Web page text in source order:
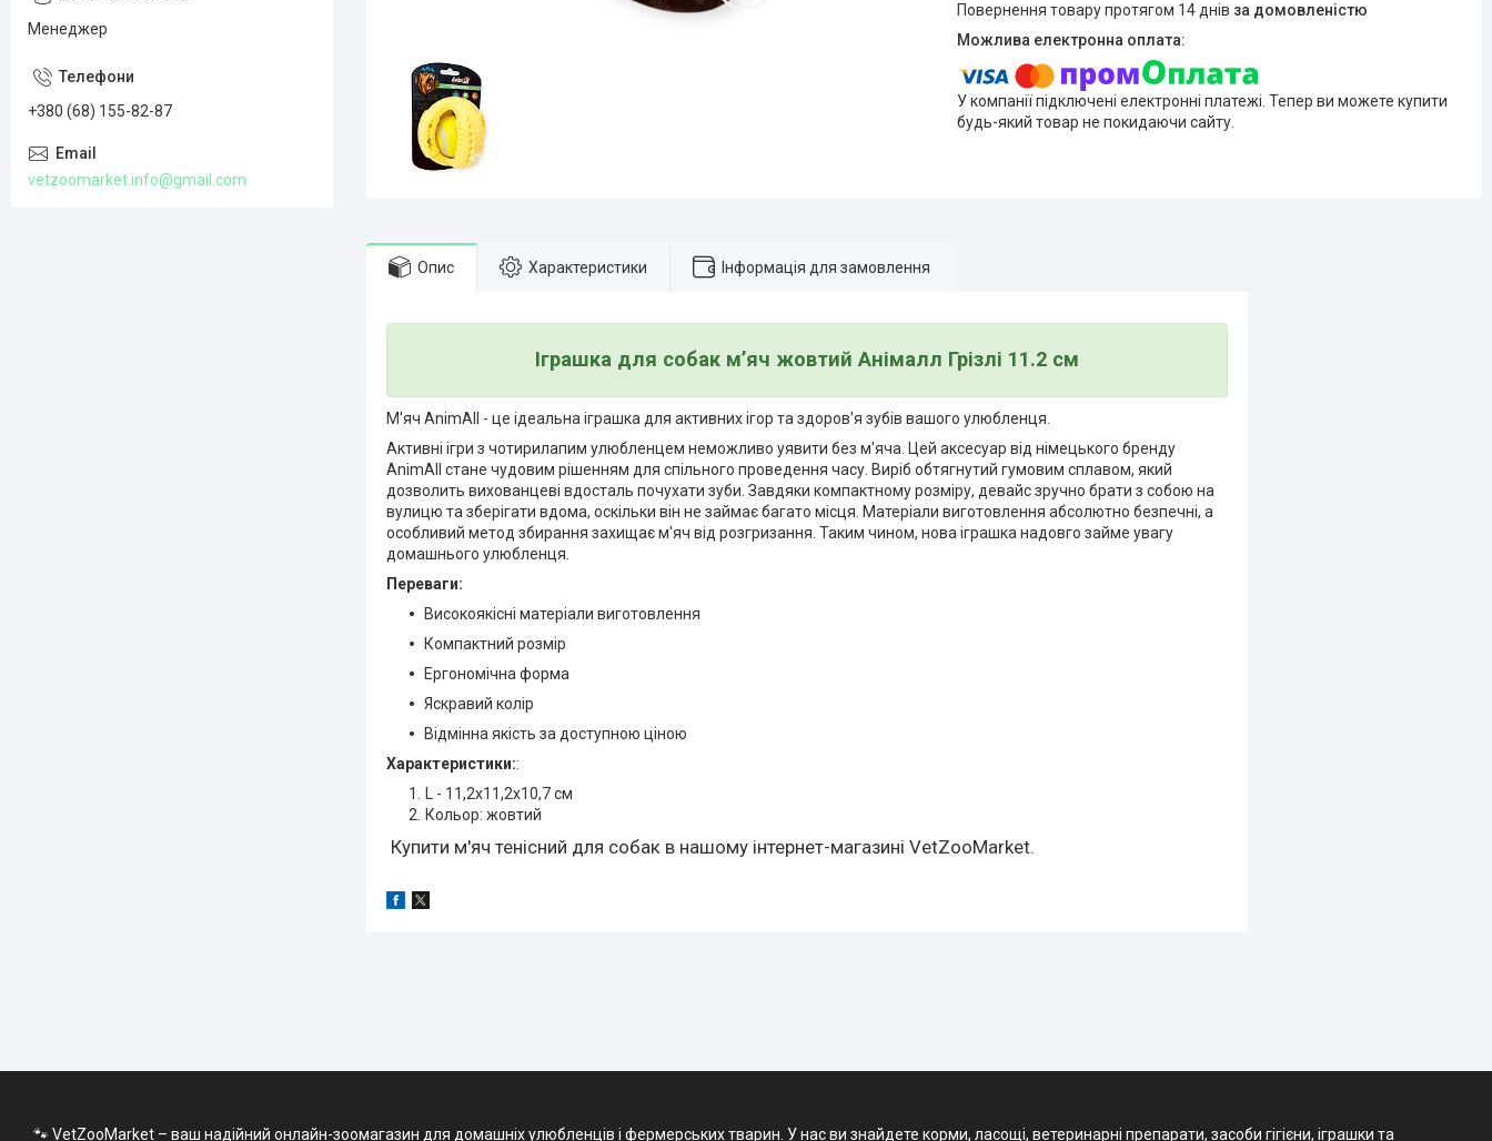
повернення товару протягом 14 днів за домовленістю
У компанії підключені електронні платежі. Тепер ви можете купити
будь-який товар не покидаючи сайту.
Опис Характеристики Інформація для замовлення
Іграшка для собак мʼяч жовтий Анімалл Грізлі 11.2 см
М'яч AnimAll - це ідеальна іграшка для активних ігор та здоров'я зубів вашого улюбленця.
Активні ігри з чотирилапим улюбленцем неможливо уявити без м'яча. Цей аксесуар від німецького бренду
AnimAll стане чудовим рішенням для спільного проведення часу. Виріб обтягнутий гумовим сплавом, який
дозволить вихованцеві вдосталь почухати зуби. Завдяки компактному розміру, девайс зручно брати з собою на
вулицю та зберігати вдома, оскільки він не займає багато місця. Матеріали виготовлення абсолютно безпечні, а
особливий метод збирання захищає м'яч від розгризання. Таким чином, нова іграшка надовго займе увагу
домашнього улюбленця.
Переваги:
Високоякісні матеріали виготовлення
Компактний розмір
Ергономічна форма
Яскравий колір
Відмінна якість за доступною ціною
Характеристики::
L - 11,2х11,2х10,7 см
Кольор: жовтий
Купити м'яч тенісний для собак в нашому інтернет-магазині VetZooMarket.
Менеджер
+380 (68) 155-82-87
vetzoomarket.info@gmail.com
🐾 VetZooMarket – ваш надійний онлайн-зоомагазин для домашніх улюбленців і фермерських тварин. У нас ви знайдете корми, ласощі, ветеринарні препарати, засоби гігієни, іграшки та